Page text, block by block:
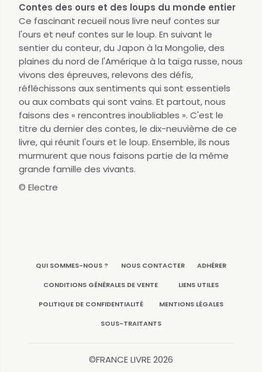
Contes des ours et des loups du monde entier
Ce fascinant recueil nous livre neuf contes sur
l'ours et neuf contes sur le loup. En suivant le
sentier du conteur, du Japon à la Mongolie, des
plaines du nord de l'Amérique à la taïga russe, nous
vivons des épreuves, relevons des défis,
réfléchissons aux sentiments qui sont essentiels
ou aux combats qui sont vains. Et partout, nous
faisons des « rencontres inoubliables ». C'est le
titre du dernier des contes, le dix-neuvième de ce
livre, qui réunit l'ours et le loup. Ensemble, ils nous
murmurent que nous faisons partie de la même
grande famille des vivants.
© Electre
QUI SOMMES-NOUS ? NOUS CONTACTER ADHÉRER
CONDITIONS GÉNÉRALES DE VENTE LIENS UTILES
POLITIQUE DE CONFIDENTIALITÉ MENTIONS LÉGALES
SOUS-TRAITANTS
©FRANCE LIVRE2026